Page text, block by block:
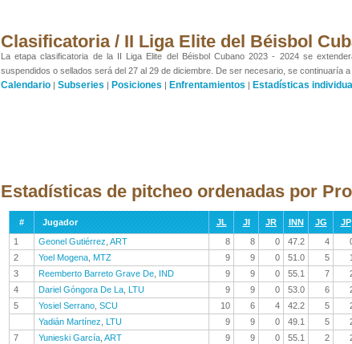
Clasificatoria / II Liga Elite del Béisbol
La etapa clasificatoria de la II Liga Elite del Béisbol Cubano 2023 - 2024 se
suspendidos o sellados será del 27 al 29 de diciembre. De ser necesario, se continuaría a
Calendario | Subseries | Posiciones | Enfrentamientos | Estadísticas
Estadísticas de pitcheo ordenadas por
# Jugador JL JI JR INN JG JP
1
Geonel Gutiérrez ART 8 8 0 47.2 4
2
Yoel Mogena MTZ 9 9 0 51.0 5 1
3
Reemberto Barreto Grave De IND 9 9 0 55.1 7
4
Dariel Góngora De La LTU 9 9 0 53.0 6
5
Yosiel Serrano SCU 10 6 4 42.2 5
Yadián Martínez
LTU 9 9 0 49.1 5
7
Yunieski García ART 9 9 0 55.1 2